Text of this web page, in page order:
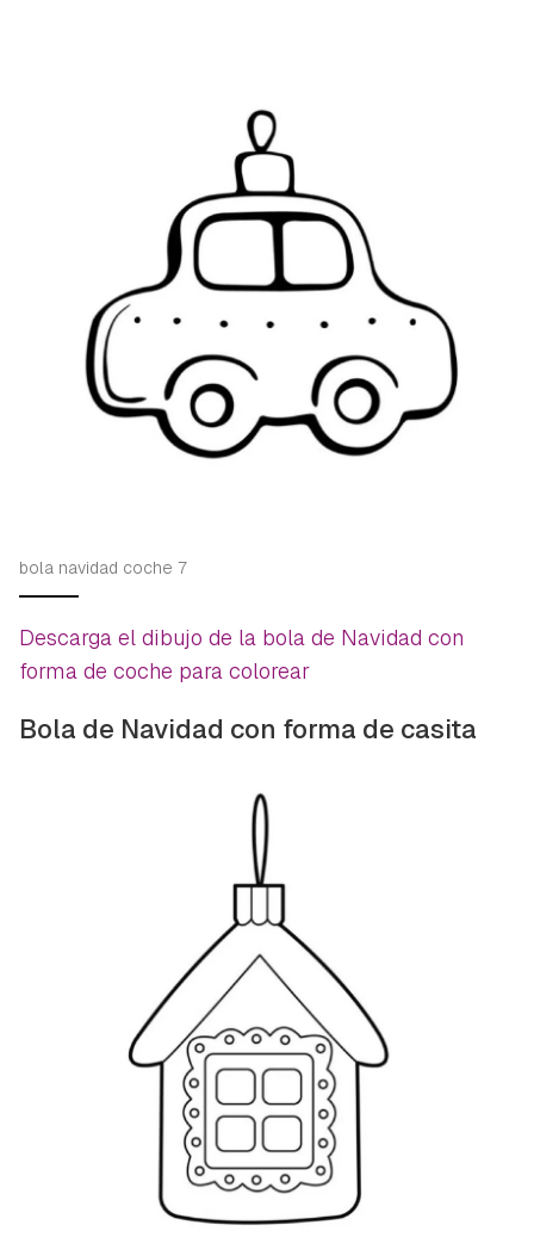
bola navidad coche 7
Descarga el dibujo de la bola de Navidad con
forma de coche para colorear
Bola de Navidad con forma de casita